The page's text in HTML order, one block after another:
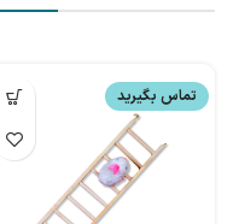
تماس بگیرید